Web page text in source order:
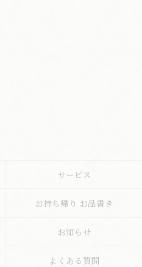
サービス
お持ち帰り お品書き
お知らせ
よくある質問